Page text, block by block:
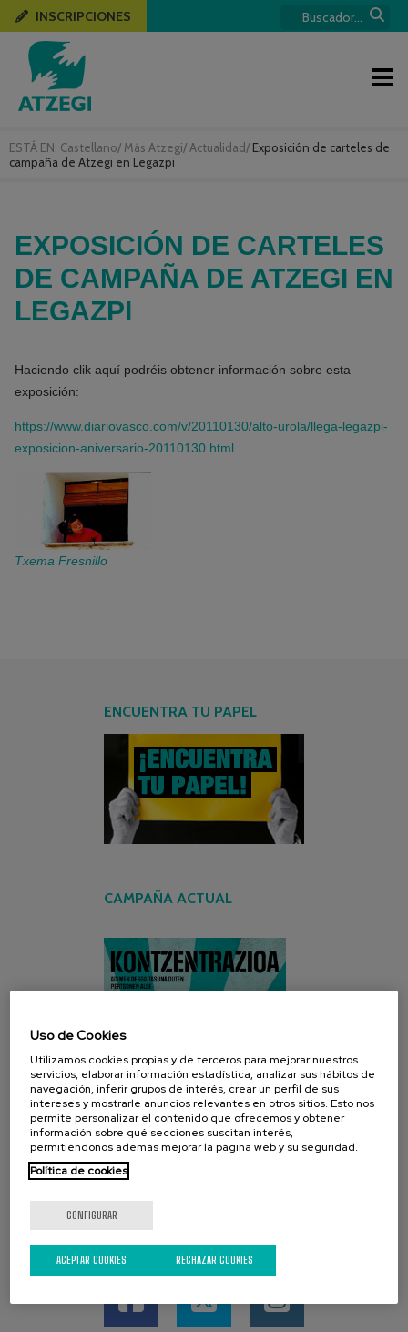
ESTÁ EN: Castellano/ Más Atzegi/ Actualidad/ Exposición de carteles de
campaña de Atzegi en Legazpi
INSCRIPCIONES
EXPOSICIÓN DE CARTELES
DE CAMPAÑA DE ATZEGI EN
LEGAZPI
Haciendo clik aquí podréis obtener información sobre esta
exposición:
https://www.diariovasco.com/v/20110130/alto-urola/llega-legazpi-
exposicion-aniversario-20110130.html
Txema Fresnillo
ENCUENTRA TU PAPEL
CAMPAÑA ACTUAL
REDES SOCIALES
Uso de Cookies
Utilizamos cookies propias y de terceros para mejorar nuestros
servicios, elaborar información estadística, analizar sus hábitos de
navegación, inferir grupos de interés, crear un perfil de sus
intereses y mostrarle anuncios relevantes en otros sitios. Esto nos
permite personalizar el contenido que ofrecemos y obtener
información sobre qué secciones suscitan interés,
permitiéndonos además mejorar la página web y su seguridad.
Política de cookies
CONFIGURAR
RECHAZAR COOKIES
ACEPTAR COOKIES